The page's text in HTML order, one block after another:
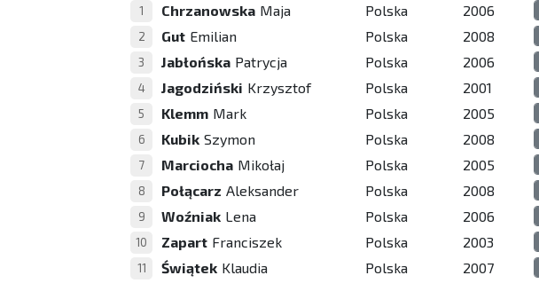
1 Chrzanowska Maja Polska 2006
2 Gut Emilian Polska 2008
3 Jabłońska Patrycja Polska 2006
4 Jagodziński Krzysztof Polska 2001
5 Klemm Mark Polska 2005
6 Kubik Szymon Polska 2008
7 Marciocha Mikołaj Polska 2005
8 Połącarz Aleksander Polska 2008
9 Woźniak Lena Polska 2006
10 Zapart Franciszek Polska 2003
11 Świątek Klaudia Polska 2007